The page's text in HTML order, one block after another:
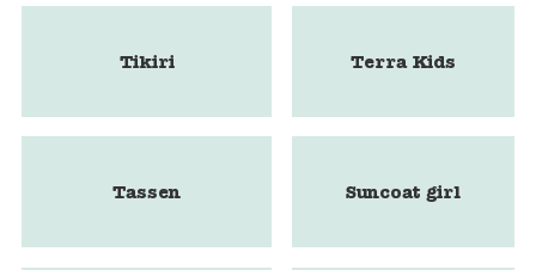
Tikiri Terra Kids
Tassen Suncoat girl